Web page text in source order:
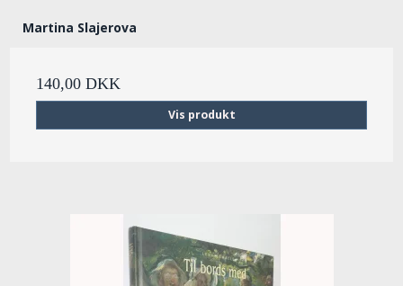
Martina Slajerova
140,00 DKK
Vis produkt